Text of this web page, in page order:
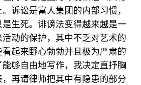
诉讼是富人集团的内部习惯，
生死。诽谤法变得越来越是一
动的保护，其中不乏对艺术的
起来野心勃勃并且极为严肃的
够自由地写作，我决定直抒胸
再请律师把其中有隐患的部分